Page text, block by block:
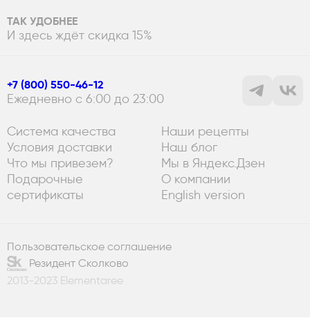
ТАК УДОБНЕЕ
И здесь ждёт скидка 15%
+7 (800) 550-46-12
Ежедневно с 6:00 до 23:00
Система качества
Условия доставки
Что мы привезем?
Подарочные
сертификаты
Наши рецепты
Наш блог
Мы в Яндекс.Дзен
О компании
English version
Пользовательское соглашение
Резидент Сколково
2013-2023 Elementaree